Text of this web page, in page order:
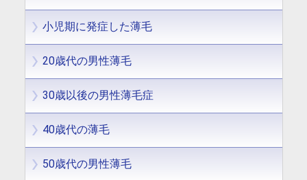
小児期に発症した薄毛
20歳代の男性薄毛
30歳以後の男性薄毛症
40歳代の薄毛
50歳代の男性薄毛